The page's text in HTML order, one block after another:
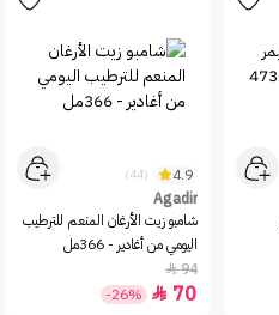
4.9
(44)
Agadir
شامبو زيت الأرغان المنعم للترطيب
اليومي من أغادير - 366مل
94

70

-26%